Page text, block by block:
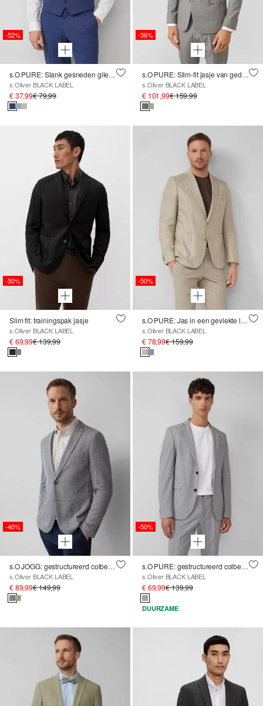
-52%
s.O PURE: Slank gesneden gilet van stretchstof
s.Oliver BLACK LABEL
€ 37,99€ 79,99
-36%
s.O PURE: Slim-fit jasje van gedessineerde stretchstof
s.Oliver BLACK LABEL
€ 101,99€ 159,99
-50%
Slim fit: trainingspak jasje
s.Oliver BLACK LABEL
€ 69,99€ 139,99
-50%
s.O PURE: Jas in een gevlekte linnenmix
s.Oliver BLACK LABEL
€ 78,99€ 159,99
-40%
s.O JOGG: gestructureerd colbert van gemêleerde jersey
s.Oliver BLACK LABEL
€ 89,99€ 149,99
-50%
s.O PURE: gestructureerd colbert in een slim fit
s.Oliver BLACK LABEL
€ 69,99€ 139,99
DUURZAME